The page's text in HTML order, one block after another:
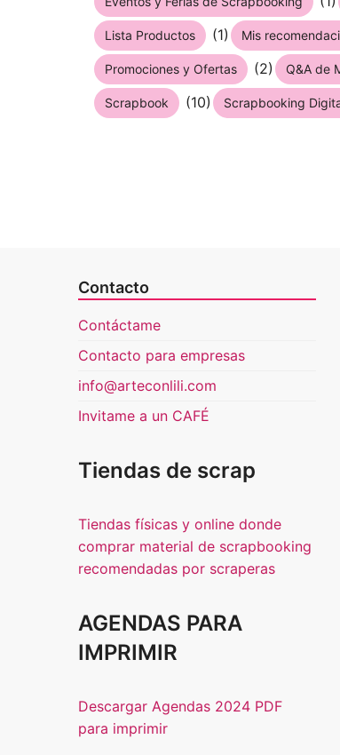
Lista Productos (1) Mis
Promociones y Ofertas (2) Q&A de
Scrapbook (10) Scrapbooking
Contacto
Contáctame
Contacto para empresas
info@arteconlili.com
Invitame a un CAFÉ
Tiendas de scrap
Tiendas físicas y online donde
comprar material de scrapbooking
recomendadas por scraperas
AGENDAS PARA
IMPRIMIR
Descargar Agendas 2024 PDF
para imprimir